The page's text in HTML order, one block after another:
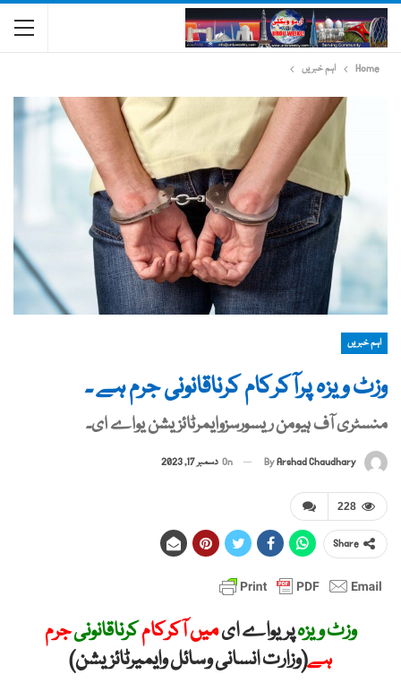
Home اہم خبریں
اہم خبریں
وزٹ ویزہ پرآکرکام کرناقانونی جرم ہے ۔
منسٹری آف ہیومن ریسورسزوایمرٹائزیشن یواے ای۔
ByArshad Chaudhary
On دسمبر 17, 2023
228
Share
وزٹ ویزہپریواے ایمیں آکرکامکرناقانونیجرم
ہے(وزارت انسانی وسائل وایمیرٹائزیشن)